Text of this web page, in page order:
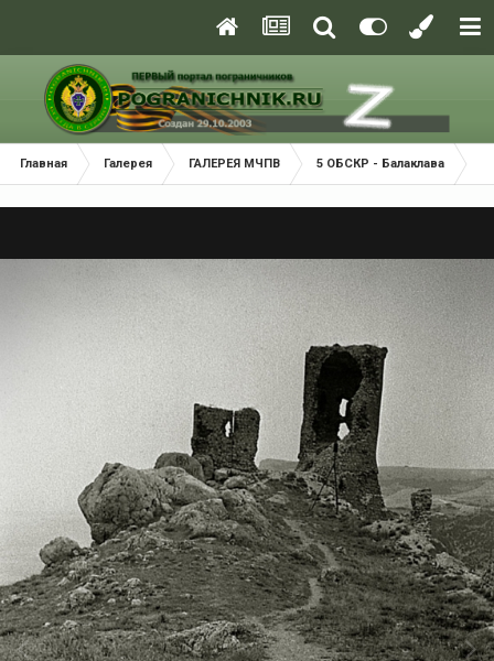
Главная Галерея ГАЛЕРЕЯ МЧПВ 5 ОБСКР - Балаклава